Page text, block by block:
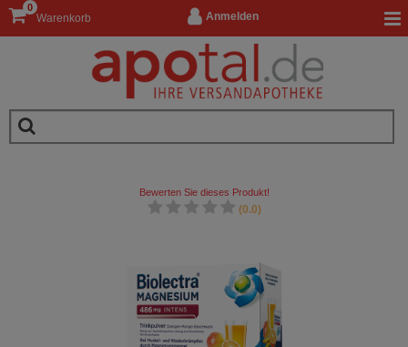
Anmelden
Warenkorb
0
Bewerten Sie dieses Produkt!
(0.0)